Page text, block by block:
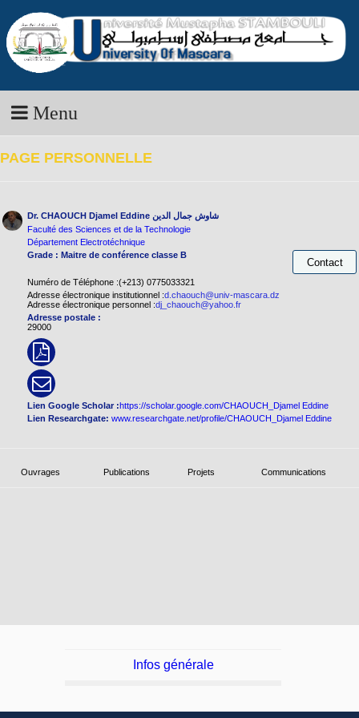
Menu
PAGE PERSONNELLE
Dr. CHAOUCH Djamel Eddine شاوش جمال الدين
Faculté des Sciences et de la Technologie
Département Electrotéchnique
Grade : Maitre de conférence classe B
Numéro de Téléphone :(+213) 0775033321
Adresse électronique institutionnel :d.chaouch@univ-mascara.dz
Adresse électronique personnel :dj_chaouch@yahoo.fr
Adresse postale :
29000
Lien Google Scholar :https://scholar.google.com/CHAOUCH_Djamel Eddine
Lien Researchgate: www.researchgate.net/profile/CHAOUCH_Djamel Eddine
Ouvrages Publications Projets Communications
Infos générale